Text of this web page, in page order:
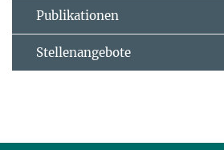
Publikationen
Stellenangebote